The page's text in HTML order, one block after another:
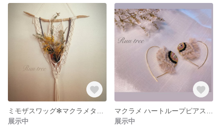
展示中
展示中